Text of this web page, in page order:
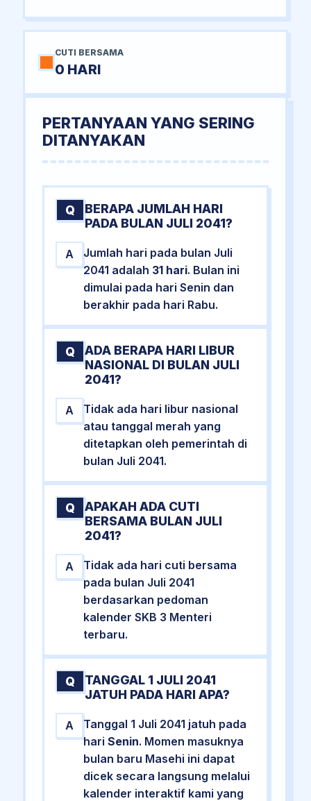
CUTI BERSAMA
0 HARI
PERTANYAAN YANG SERING
DITANYAKAN
Q
BERAPA JUMLAH HARI
PADA BULAN JULI 2041?
A
Jumlah hari pada bulan Juli
2041 adalah 31 hari. Bulan ini
dimulai pada hari Senin dan
berakhir pada hari Rabu.
Q
ADA BERAPA HARI LIBUR
NASIONAL DI BULAN JULI
2041?
A
Tidak ada hari libur nasional
atau tanggal merah yang
ditetapkan oleh pemerintah di
bulan Juli 2041.
Q
APAKAH ADA CUTI
BERSAMA BULAN JULI
2041?
A
Tidak ada hari cuti bersama
pada bulan Juli 2041
berdasarkan pedoman
kalender SKB 3 Menteri
terbaru.
Q
TANGGAL 1 JULI 2041
JATUH PADA HARI APA?
A
Tanggal 1 Juli 2041 jatuh pada
hari Senin. Momen masuknya
bulan baru Masehi ini dapat
dicek secara langsung melalui
kalender interaktif kami yang